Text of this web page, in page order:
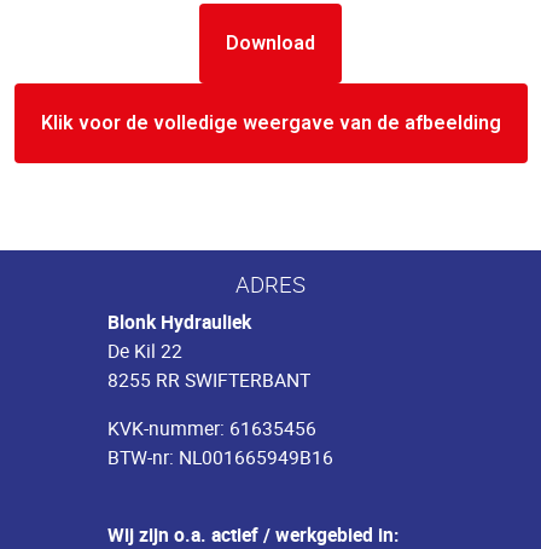
Download
Klik voor de volledige weergave van de afbeelding
ADRES
Blonk Hydrauliek
De Kil 22
8255 RR SWIFTERBANT
KVK-nummer: 61635456
BTW-nr: NL001665949B16
Wij zijn o.a. actief / werkgebied in: